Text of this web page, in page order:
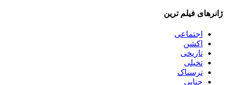
ژانرهای فیلم ترین
اجتماعی
اکشن
تاریخی
تخیلی
ترسناک
جنایی